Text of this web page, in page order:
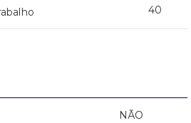
40
NÃO